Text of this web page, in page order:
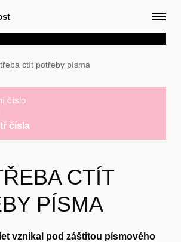
ctít potřeby písma
číslo
čísla
CTÍT
PÍSMA
vznikal pod záštitou písmového